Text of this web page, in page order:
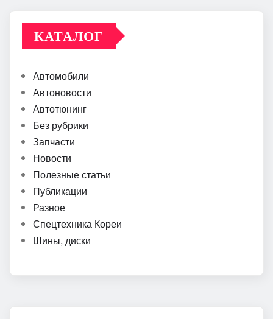
КАТАЛОГ
Автомобили
Автоновости
Автотюнинг
Без рубрики
Запчасти
Новости
Полезные статьи
Публикации
Разное
Спецтехника Кореи
Шины, диски